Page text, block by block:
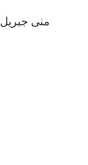
منى جبريل